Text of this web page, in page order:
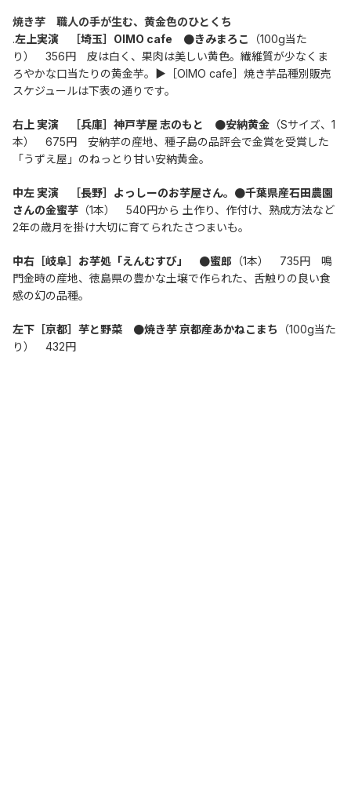
焼き芋　職人の手が生む、黄金色のひとくち
.左上実演　［埼玉］OIMO cafe　●きみまろこ
（100g当た
り）　356円　皮は白く、果肉は美しい黄色。繊維質が少なくま
ろやかな口当たりの黄金芋。▶［OIMO cafe］焼き芋品種別販売
スケジュールは下表の通りです。
右上 実演　［兵庫］神戸芋屋 志のもと　●安納黄金 （Sサイズ、1
本）　675円　安納芋の産地、種子島の品評会で金賞を受賞した
「うずえ屋」のねっとり甘い安納黄金。
中左 実演　［長野］よっしーのお芋屋さん。●千葉県産石田農園
さんの金蜜芋 （1本）　540円から 土作り、作付け、熟成方法など
2年の歳月を掛け大切に育てられたさつまいも。
中右［岐阜］お芋処「えんむすび」　●蜜郎 （1本）　735円　鳴
門金時の産地、徳島県の豊かな土壌で作られた、舌触りの良い食
感の幻の品種。
左下［京都］芋と野菜　●焼き芋 京都産あかねこまち
（100g当た
り）　432円